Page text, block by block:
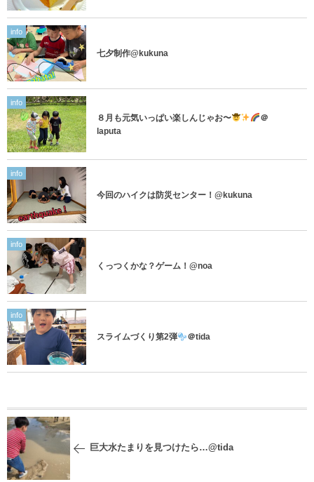
info
七夕制作@kukuna
info
８月も元気いっぱい楽しんじゃお〜
＠
laputa
info
今回のハイクは防災センター！@kukuna
info
くっつくかな？ゲーム！@noa
info
スライムづくり第2弾 ＠tida
巨大水たまりを見つけたら…@tida